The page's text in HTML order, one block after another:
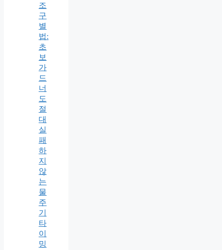
조
구
별
법:
초
보
가
드
너
도
절
대
실
패
하
지
않
는
물
주
기
타
이
밍